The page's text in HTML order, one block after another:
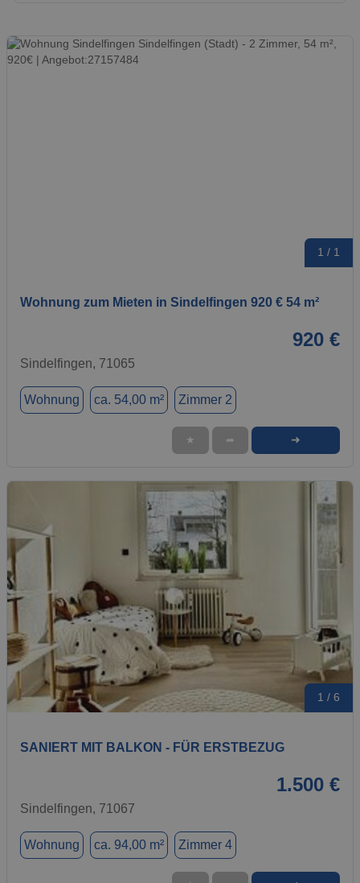
1 / 1
Wohnung zum Mieten in Sindelfingen 920 € 54 m²
920 €
Sindelfingen, 71065
Wohnung ca. 54,00 m² Zimmer 2
★ ➦ ➜
1 / 6
SANIERT MIT BALKON - FÜR ERSTBEZUG
1.500 €
Sindelfingen, 71067
Wohnung ca. 94,00 m² Zimmer 4